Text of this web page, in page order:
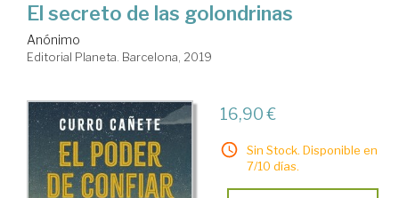
El secreto de las golondrinas
Anónimo
Editorial Planeta. Barcelona, 2019
16,90 €
Sin Stock. Disponible en
7/10 días.